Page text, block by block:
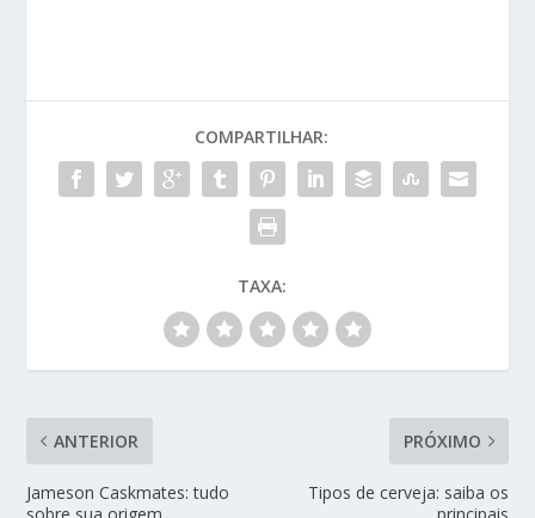
COMPARTILHAR:
TAXA:
ANTERIOR
Jameson Caskmates: tudo
PRÓXIMO
Tipos de cerveja: saiba os